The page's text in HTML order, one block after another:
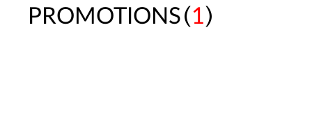
속옷 교체 10% 쿠폰(8.1~31)/7만
PROMOTIONS(1)